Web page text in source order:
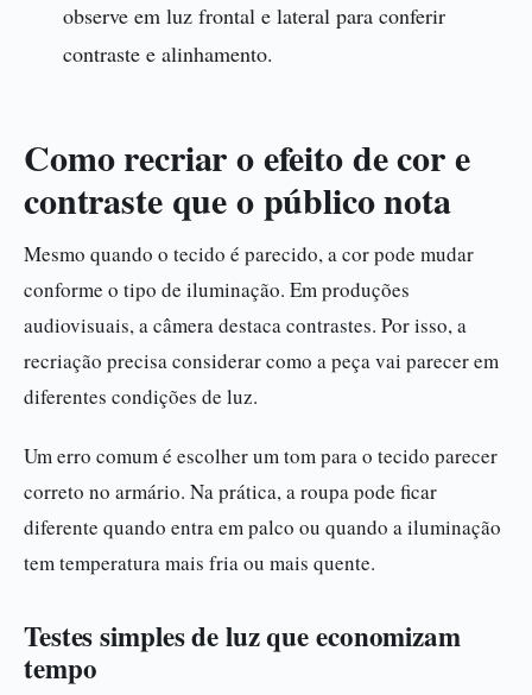
observe em luz frontal e lateral para conferir
contraste e alinhamento.
Como recriar o efeito de cor e
contraste que o público nota
Mesmo quando o tecido é parecido, a cor pode mudar
conforme o tipo de iluminação. Em produções
audiovisuais, a câmera destaca contrastes. Por isso, a
recriação precisa considerar como a peça vai parecer em
diferentes condições de luz.
Um erro comum é escolher um tom para o tecido parecer
correto no armário. Na prática, a roupa pode ficar
diferente quando entra em palco ou quando a iluminação
tem temperatura mais fria ou mais quente.
Testes simples de luz que economizam
tempo